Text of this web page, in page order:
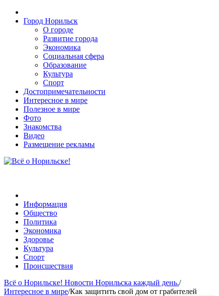
Город Норильск
О городе
Развитие города
Экономика
Социальная сфера
Образование
Культура
Спорт
Достопримечательности
Интересное в мире
Полезное в мире
Фото
Знакомства
Видео
Размещение рекламы
Информация
Общество
Политика
Экономика
Здоровье
Культура
Спорт
Происшествия
Всё о Норильске! Новости Норильска каждый день./
Интересное в мире/Как защитить свой дом от грабителей